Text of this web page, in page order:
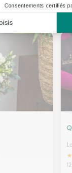
Nos fleuristes à
★